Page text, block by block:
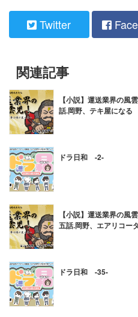
Twitter
関連記事
【小説】運送業界の風
話.岡野、テキ屋になる
ドラ日和 -2-
【小説】運送業界の
五話.岡野、エアリコー
ドラ日和 -35-